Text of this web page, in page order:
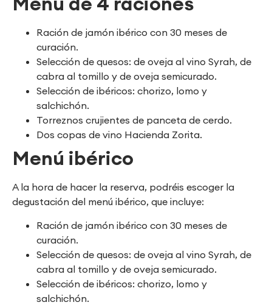
Ración de jamón ibérico con 30 meses de
curación.
Selección de quesos: de oveja al vino Syrah, de
cabra al tomillo y de oveja semicurado.
Selección de ibéricos: chorizo, lomo y
salchichón.
Torreznos crujientes de panceta de cerdo.
Dos copas de vino Hacienda Zorita.
Menú ibérico
A la hora de hacer la reserva, podréis escoger la
degustación del menú ibérico, que incluye:
Ración de jamón ibérico con 30 meses de
curación.
Selección de quesos: de oveja al vino Syrah, de
cabra al tomillo y de oveja semicurado.
Selección de ibéricos: chorizo, lomo y
salchichón.